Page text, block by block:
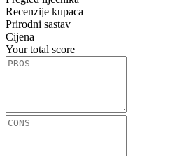
Recenzije kupaca
Prirodni sastav
Cijena
Your total score